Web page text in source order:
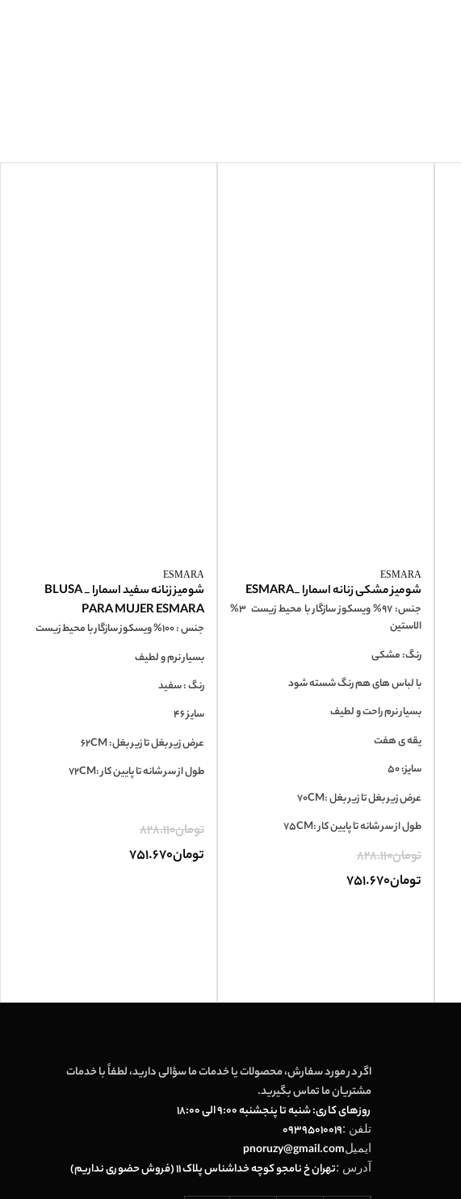
ESMARA
شومیز مشکی زنانه اسمارا _ESMARA
جنس: 97% ویسکوز سازگار با محیط زیست 3%
الاستین
رنگ: مشکی
با لباس های هم رنگ شسته شود
بسیار نرم راحت و لطیف
یقه ی هفت
سایز: 50
عرض زیر بغل تا زیر بغل :70CM
طول از سر شانه تا پایین کار :75CM
تومان828.110
تومان751.670
ESMARA
شومیز زنانه سفید اسمارا _ BLUSA
PARA MUJER ESMARA
جنس : 100% ویسکوز سازگار با محیط زیست
بسیار نرم و لطیف
رنگ : سفید
سایز 46
عرض زیر بغل تا زیر بغل: 62CM
طول از سر شانه تا پایین کار :72CM
تومان828.110
تومان751.670
اگر در مورد سفارش، محصولات یا خدمات ما سؤالی دارید، لطفاً با خدمات
مشتریان ما تماس بگیرید.
روزهای کاری: شنبه تا پنجشنبه 9:00 الی 18:00
تلفن :09395010019
ایمیلpnoruzy@gmail.com
آدرس :تهران خ نامجو کوچه خداشناس پلاک 11 (فروش حضوری نداریم)